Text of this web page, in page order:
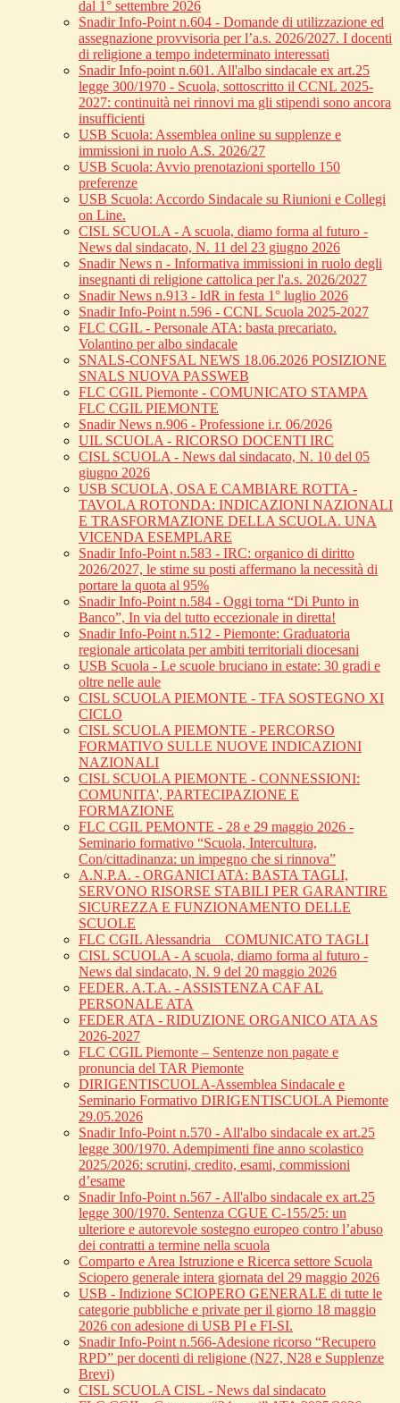
dal 1° settembre 2026
Snadir Info-Point n.604 - Domande di utilizzazione ed
assegnazione provvisoria per l’a.s. 2026/2027. I docenti
di religione a tempo indeterminato interessati
Snadir Info-point n.601. All'albo sindacale ex art.25
legge 300/1970 - Scuola, sottoscritto il CCNL 2025-
2027: continuità nei rinnovi ma gli stipendi sono ancora
insufficienti
USB Scuola: Assemblea online su supplenze e
immissioni in ruolo A.S. 2026/27
USB Scuola: Avvio prenotazioni sportello 150
preferenze
USB Scuola: Accordo Sindacale su Riunioni e Collegi
on Line.
CISL SCUOLA - A scuola, diamo forma al futuro -
News dal sindacato, N. 11 del 23 giugno 2026
Snadir News n - Informativa immissioni in ruolo degli
insegnanti di religione cattolica per l'a.s. 2026/2027
Snadir News n.913 - IdR in festa 1° luglio 2026
Snadir Info-Point n.596 - CCNL Scuola 2025-2027
FLC CGIL - Personale ATA: basta precariato.
Volantino per albo sindacale
SNALS-CONFSAL NEWS 18.06.2026 POSIZIONE
SNALS NUOVA PASSWEB
FLC CGIL Piemonte - COMUNICATO STAMPA
FLC CGIL PIEMONTE
Snadir News n.906 - Professione i.r. 06/2026
UIL SCUOLA - RICORSO DOCENTI IRC
CISL SCUOLA - News dal sindacato, N. 10 del 05
giugno 2026
USB SCUOLA, OSA E CAMBIARE ROTTA -
TAVOLA ROTONDA: INDICAZIONI NAZIONALI
E TRASFORMAZIONE DELLA SCUOLA. UNA
VICENDA ESEMPLARE
Snadir Info-Point n.583 - IRC: organico di diritto
2026/2027, le stime su posti affermano la necessità di
portare la quota al 95%
Snadir Info-Point n.584 - Oggi torna “Di Punto in
Banco”, In via del tutto eccezionale in diretta!
Snadir Info-Point n.512 - Piemonte: Graduatoria
regionale articolata per ambiti territoriali diocesani
USB Scuola - Le scuole bruciano in estate: 30 gradi e
oltre nelle aule
CISL SCUOLA PIEMONTE - TFA SOSTEGNO XI
CICLO
CISL SCUOLA PIEMONTE - PERCORSO
FORMATIVO SULLE NUOVE INDICAZIONI
NAZIONALI
CISL SCUOLA PIEMONTE - CONNESSIONI:
COMUNITA', PARTECIPAZIONE E
FORMAZIONE
FLC CGIL PEMONTE - 28 e 29 maggio 2026 -
Seminario formativo “Scuola, Intercultura,
Con/cittadinanza: un impegno che si rinnova”
A.N.P.A. - ORGANICI ATA: BASTA TAGLI,
SERVONO RISORSE STABILI PER GARANTIRE
SICUREZZA E FUNZIONAMENTO DELLE
SCUOLE
FLC CGIL Alessandria _ COMUNICATO TAGLI
CISL SCUOLA - A scuola, diamo forma al futuro -
News dal sindacato, N. 9 del 20 maggio 2026
FEDER. A.T.A. - ASSISTENZA CAF AL
PERSONALE ATA
FEDER ATA - RIDUZIONE ORGANICO ATA AS
2026-2027
FLC CGIL Piemonte – Sentenze non pagate e
pronuncia del TAR Piemonte
DIRIGENTISCUOLA-Assemblea Sindacale e
Seminario Formativo DIRIGENTISCUOLA Piemonte
29.05.2026
Snadir Info-Point n.570 - All'albo sindacale ex art.25
legge 300/1970. Adempimenti fine anno scolastico
2025/2026: scrutini, credito, esami, commissioni
d’esame
Snadir Info-Point n.567 - All'albo sindacale ex art.25
legge 300/1970. Sentenza CGUE C‑155/25: un
ulteriore e autorevole sostegno europeo contro l’abuso
dei contratti a termine nella scuola
Comparto e Area Istruzione e Ricerca settore Scuola
Sciopero generale intera giornata del 29 maggio 2026
USB - Indizione SCIOPERO GENERALE di tutte le
categorie pubbliche e private per il giorno 18 maggio
2026 con adesione di USB PI e FI-SI.
Snadir Info-Point n.566-Adesione ricorso “Recupero
RPD” per docenti di religione (N27, N28 e Supplenze
Brevi)
CISL SCUOLA CISL - News dal sindacato